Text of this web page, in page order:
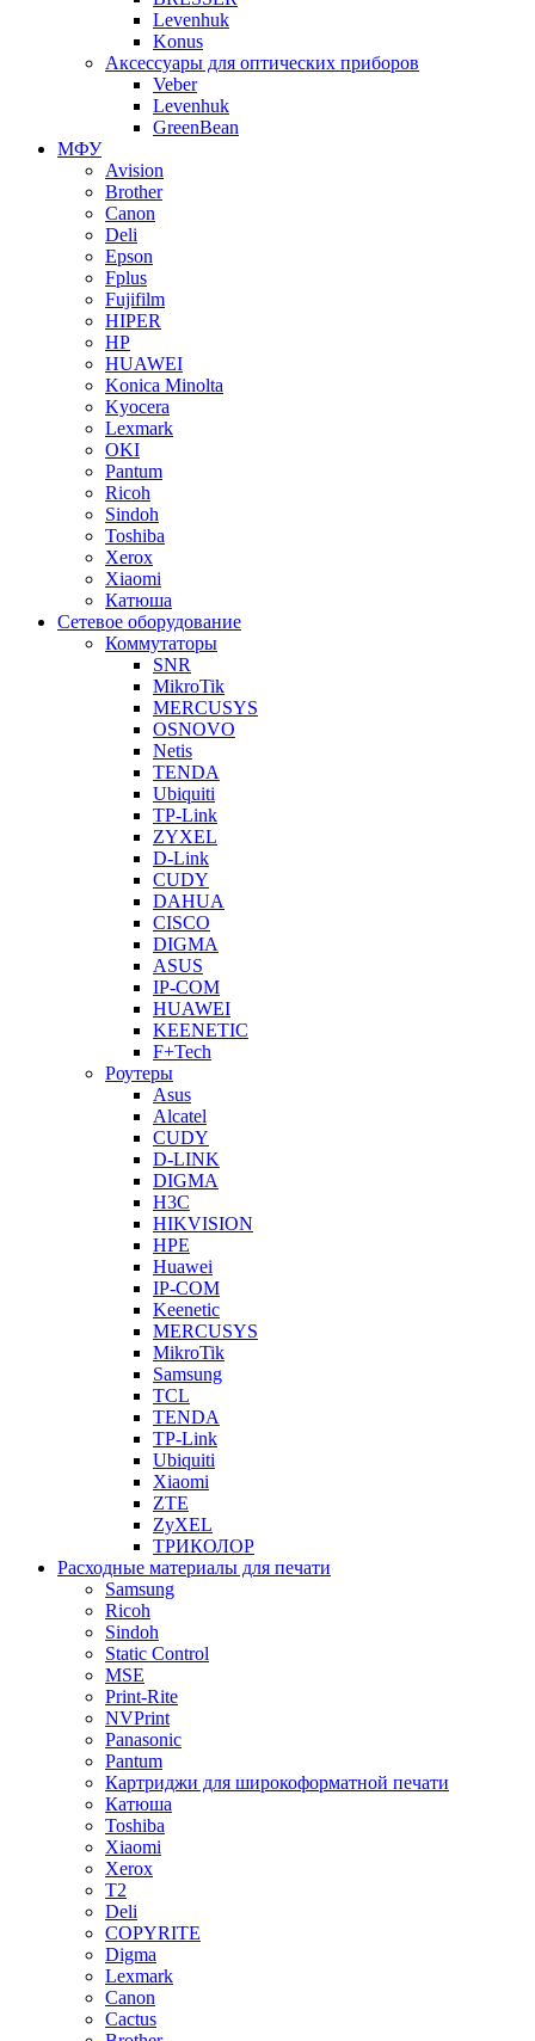
Levenhuk
Konus
Аксессуары для оптических приборов
Veber
Levenhuk
GreenBean
МФУ
Avision
Brother
Canon
Deli
Epson
Fplus
Fujifilm
HIPER
HP
HUAWEI
Konica Minolta
Kyocera
Lexmark
OKI
Pantum
Ricoh
Sindoh
Toshiba
Xerox
Xiaomi
Катюша
Сетевое оборудование
Коммутаторы
SNR
MikroTik
MERCUSYS
OSNOVO
Netis
TENDA
Ubiquiti
TP-Link
ZYXEL
D-Link
CUDY
DAHUA
CISCO
DIGMA
ASUS
IP-COM
HUAWEI
KEENETIC
F+Tech
Роутеры
Asus
Alcatel
CUDY
D-LINK
DIGMA
H3C
HIKVISION
HPE
Huawei
IP-COM
Keenetic
MERCUSYS
MikroTik
Samsung
TCL
TENDA
TP-Link
Ubiquiti
Xiaomi
ZTE
ZyXEL
ТРИКОЛОР
Расходные материалы для печати
Samsung
Ricoh
Sindoh
Static Control
MSE
Print-Rite
NVPrint
Panasonic
Pantum
Картриджи для широкоформатной печати
Катюша
Toshiba
Xiaomi
Xerox
T2
Deli
COPYRITE
Digma
Lexmark
Canon
Cactus